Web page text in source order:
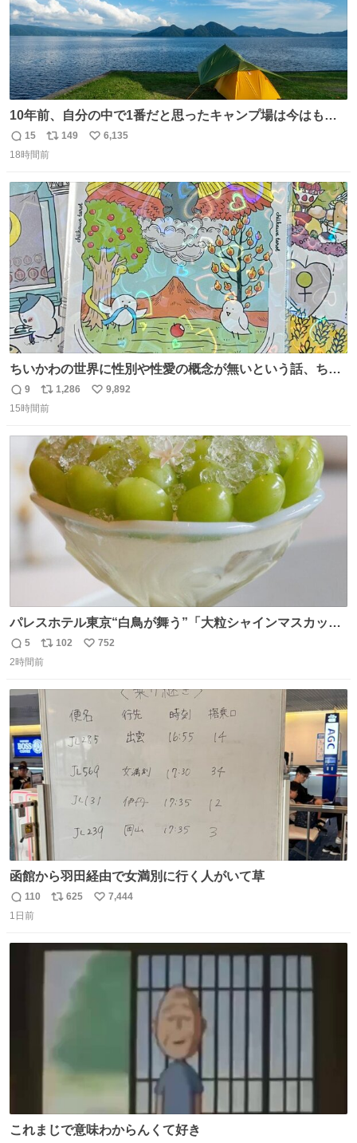
10年前、自分の中で1番だと思ったキャンプ場は今はもう
ない
返
信
15
リ
ポ
ト
数
149
い
数
6,135
18時間前
ちいかわの世界に性別や性愛の概念が無いという話、ちい
かわタロットでも恋人・女帝・女教皇あたりは性別を意識
させないように描かれてるんだよね。かなり徹底している
返
信
9
リ
ポ
ト
数
1,286
い
数
9,892
15時間前
パレスホテル東京“白鳥が舞う”「大粒シャインマスカット
パフェ」キラキラ輝く水面ジュレ添え - fashion-
press.net/news/149567
返
信
5
リ
ポ
ト
数
102
い
752
2時間前
函館から羽田経由で女満別に行く人がいて草
返
信
110
リ
ト
625
い
数
7,444
1日前
これまじで意味わからんくて好き